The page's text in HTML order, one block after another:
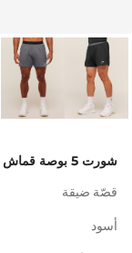
شورت 5 بوصة قماش شبكي وخامات متنوعة
قصّة ضيقة
أسود